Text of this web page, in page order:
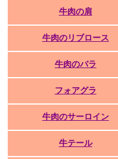
牛肉の肩
牛肉のリブロース
牛肉のバラ
フォアグラ
牛肉のサーロイン
牛テール